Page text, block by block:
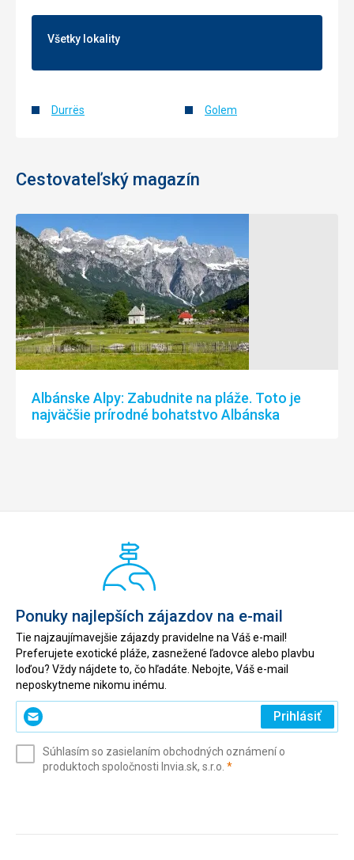
Všetky lokality
Durrës Golem
Cestovateľský magazín
Albánske Alpy: Zabudnite na pláže. Toto je
najväčšie prírodné bohatstvo Albánska
Ponuky najlepších zájazdov na e-mail
Tie najzaujímavejšie zájazdy pravidelne na Váš e-mail!
Preferujete exotické pláže, zasnežené ľadovce alebo plavbu
loďou? Vždy nájdete to, čo hľadáte. Nebojte, Váš e-mail
neposkytneme nikomu inému.
Zadajte
svoj
(povinné)
Prihlásiť
Súhlasím so zasielaním obchodných oznámení o
produktoch spoločnosti Invia.sk, s.r.o. *(povinné)